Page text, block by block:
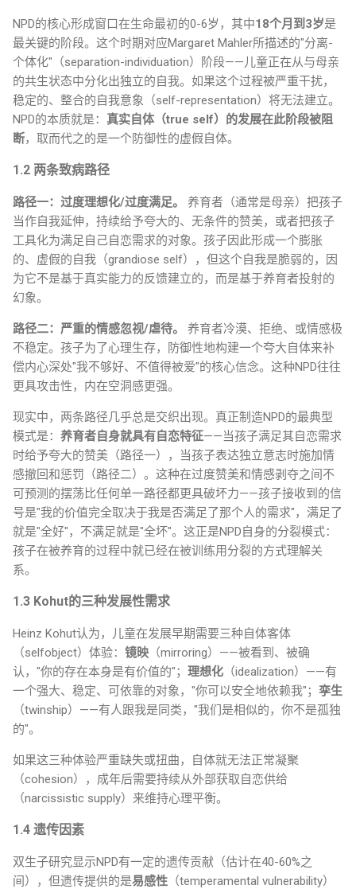
NPD的核心形成窗口在生命最初的0-6岁，其中18个月到3岁是
最关键的阶段。这个时期对应Margaret Mahler所描述的"分离-
个体化"（separation-individuation）阶段——儿童正在从与母亲
的共生状态中分化出独立的自我。如果这个过程被严重干扰，
稳定的、整合的自我意象（self-representation）将无法建立。
NPD的本质就是： 真实自体（true self）的发展在此阶段被阻
断，取而代之的是一个防御性的虚假自体。
1.2 两条致病路径
路径一：过度理想化/过度满足。
养育者（通常是母亲）把孩子
当作自我延伸，持续给予夸大的、无条件的赞美，或者把孩子
工具化为满足自己自恋需求的对象。孩子因此形成一个膨胀
的、虚假的自我（grandiose self），但这个自我是脆弱的，因
为它不是基于真实能力的反馈建立的，而是基于养育者投射的
幻象。
路径二：严重的情感忽视/虐待。
养育者冷漠、拒绝、或情感极
不稳定。孩子为了心理生存，防御性地构建一个夸大自体来补
偿内心深处"我不够好、不值得被爱"的核心信念。这种NPD往往
更具攻击性，内在空洞感更强。
现实中，两条路径几乎总是交织出现。真正制造NPD的最典型
模式是： 养育者自身就具有自恋特征——当孩子满足其自恋需求
时给予夸大的赞美（路径一），当孩子表达独立意志时施加情
感撤回和惩罚（路径二）。这种在过度赞美和情感剥夺之间不
可预测的摆荡比任何单一路径都更具破坏力——孩子接收到的信
号是"我的价值完全取决于我是否满足了那个人的需求"，满足了
就是"全好"，不满足就是"全坏"。这正是NPD自身的分裂模式：
孩子在被养育的过程中就已经在被训练用分裂的方式理解关
系。
1.3 Kohut的三种发展性需求
Heinz Kohut认为，儿童在发展早期需要三种自体客体
（selfobject）体验： 镜映 （mirroring）——被看到、被确
认，"你的存在本身是有价值的"； 理想化 （idealization）——有
一个强大、稳定、可依靠的对象，"你可以安全地依赖我"； 孪生
（twinship）——有人跟我是同类，"我们是相似的，你不是孤独
的"。
如果这三种体验严重缺失或扭曲，自体就无法正常凝聚
（cohesion），成年后需要持续从外部获取自恋供给
（narcissistic supply）来维持心理平衡。
1.4 遗传因素
双生子研究显示NPD有一定的遗传贡献（估计在40-60%之
间），但遗传提供的是易感性 （temperamental vulnerability）